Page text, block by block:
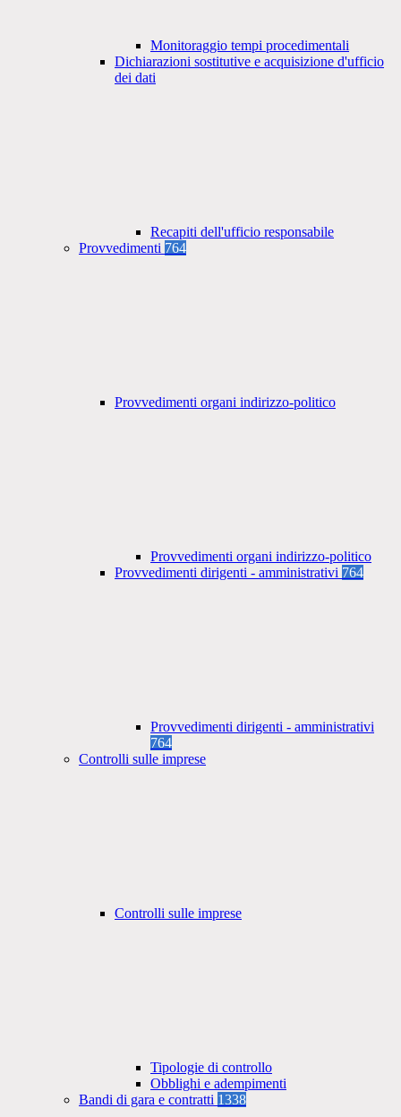
Monitoraggio tempi procedimentali
Dichiarazioni sostitutive e acquisizione d'ufficio
dei dati
Recapiti dell'ufficio responsabile
Provvedimenti 764
Provvedimenti organi indirizzo-politico
Provvedimenti organi indirizzo-politico
Provvedimenti dirigenti - amministrativi 764
Provvedimenti dirigenti - amministrativi
764
Controlli sulle imprese
Controlli sulle imprese
Tipologie di controllo
Obblighi e adempimenti
Bandi di gara e contratti 1338